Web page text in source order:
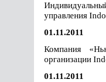
управления
01.11.2011
Компания
организации
01.11.2011